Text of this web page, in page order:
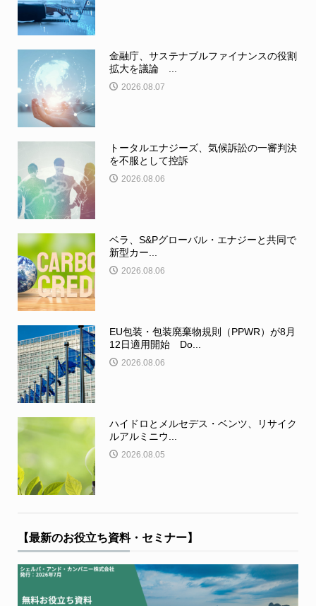
金融庁、サステナブルファイナンスの役割
拡大を議論 ...
2026.08.07
トータルエナジーズ、気候訴訟の一審判決
を不服として控訴
2026.08.06
ベラ、S&Pグローバル・エナジーと共同で
新型カー...
2026.08.06
EU包装・包装廃棄物規則（PPWR）が8月
12日適用開始 Do...
2026.08.06
ハイドロとメルセデス・ベンツ、リサイク
ルアルミニウ...
2026.08.05
【最新のお役立ち資料・セミナー】